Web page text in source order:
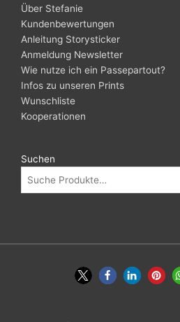
Über Stefanie
Kundenbewertungen
Anleitung Storysticker
Anmeldung Newsletter
Wie nutze ich ein Passepartout?
Infos zu unseren Prints
Wunschliste
Kooperationen
Suchen